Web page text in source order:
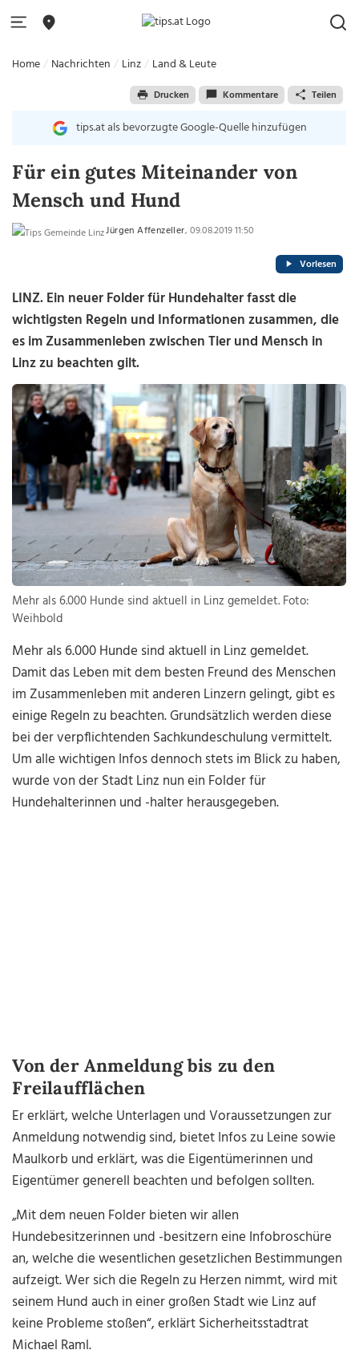
Home Nachrichten Linz Land & Leute
Drucken Kommentare Teilen
tips.at als bevorzugte Google-Quelle hinzufügen
Für ein gutes Miteinander von
Mensch und Hund
Jürgen Affenzeller, 09.08.2019 11:50
Vorlesen
LINZ. Ein neuer Folder für Hundehalter fasst die
wichtigsten Regeln und Informationen zusammen, die
es im Zusammenleben zwischen Tier und Mensch in
Linz zu beachten gilt.
Mehr als 6.000 Hunde sind aktuell in Linz gemeldet. Foto:
Weihbold
Mehr als 6.000 Hunde sind aktuell in Linz gemeldet.
Damit das Leben mit dem besten Freund des Menschen
im Zusammenleben mit anderen Linzern gelingt, gibt es
einige Regeln zu beachten. Grundsätzlich werden diese
bei der verpflichtenden Sachkundeschulung vermittelt.
Um alle wichtigen Infos dennoch stets im Blick zu haben,
wurde von der Stadt Linz nun ein Folder für
Hundehalterinnen und -halter herausgegeben.
Von der Anmeldung bis zu den
Freilaufflächen
Er erklärt, welche Unterlagen und Voraussetzungen zur
Anmeldung notwendig sind, bietet Infos zu Leine sowie
Maulkorb und erklärt, was die Eigentümerinnen und
Eigentümer generell beachten und befolgen sollten.
„Mit dem neuen Folder bieten wir allen
Hundebesitzerinnen und -besitzern eine Infobroschüre
an, welche die wesentlichen gesetzlichen Bestimmungen
aufzeigt. Wer sich die Regeln zu Herzen nimmt, wird mit
seinem Hund auch in einer großen Stadt wie Linz auf
keine Probleme stoßen“, erklärt Sicherheitsstadtrat
Michael Raml.